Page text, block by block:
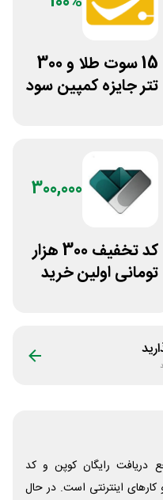
15 سوت طلا و 300
تتر جایزه کمپین سود
300,000
کد تخفیف 300 هزار
تومانی اولین خرید
دریافت رایگان کوپن و کد
اینترنتی است. در حال